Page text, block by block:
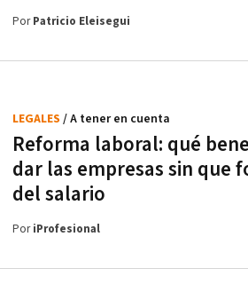
PorPatricio Eleisegui
Reforma laboral: qué
dar las empresas sin que
del salario
LEGALES / A tener en cuenta
PoriProfesional